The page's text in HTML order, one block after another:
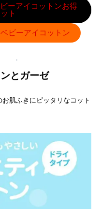
ーアイコットンお得
ト
ビーアイコットン
とガーゼ
肌ふきにピッタリなコット